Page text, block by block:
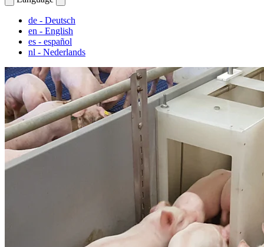
de - Deutsch
en - English
es - español
nl - Nederlands